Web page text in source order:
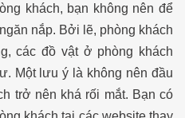
khách, bạn không nên để
nắp. Bởi lẽ, phòng khách
các đồ vật ở phòng khách
Một lưu ý là không nên đầu
trở nên khá rối mắt. Bạn có